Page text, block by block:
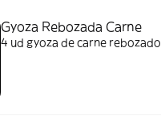
Gyoza Rebozada Carne
4 ud gyoza de carne rebozado